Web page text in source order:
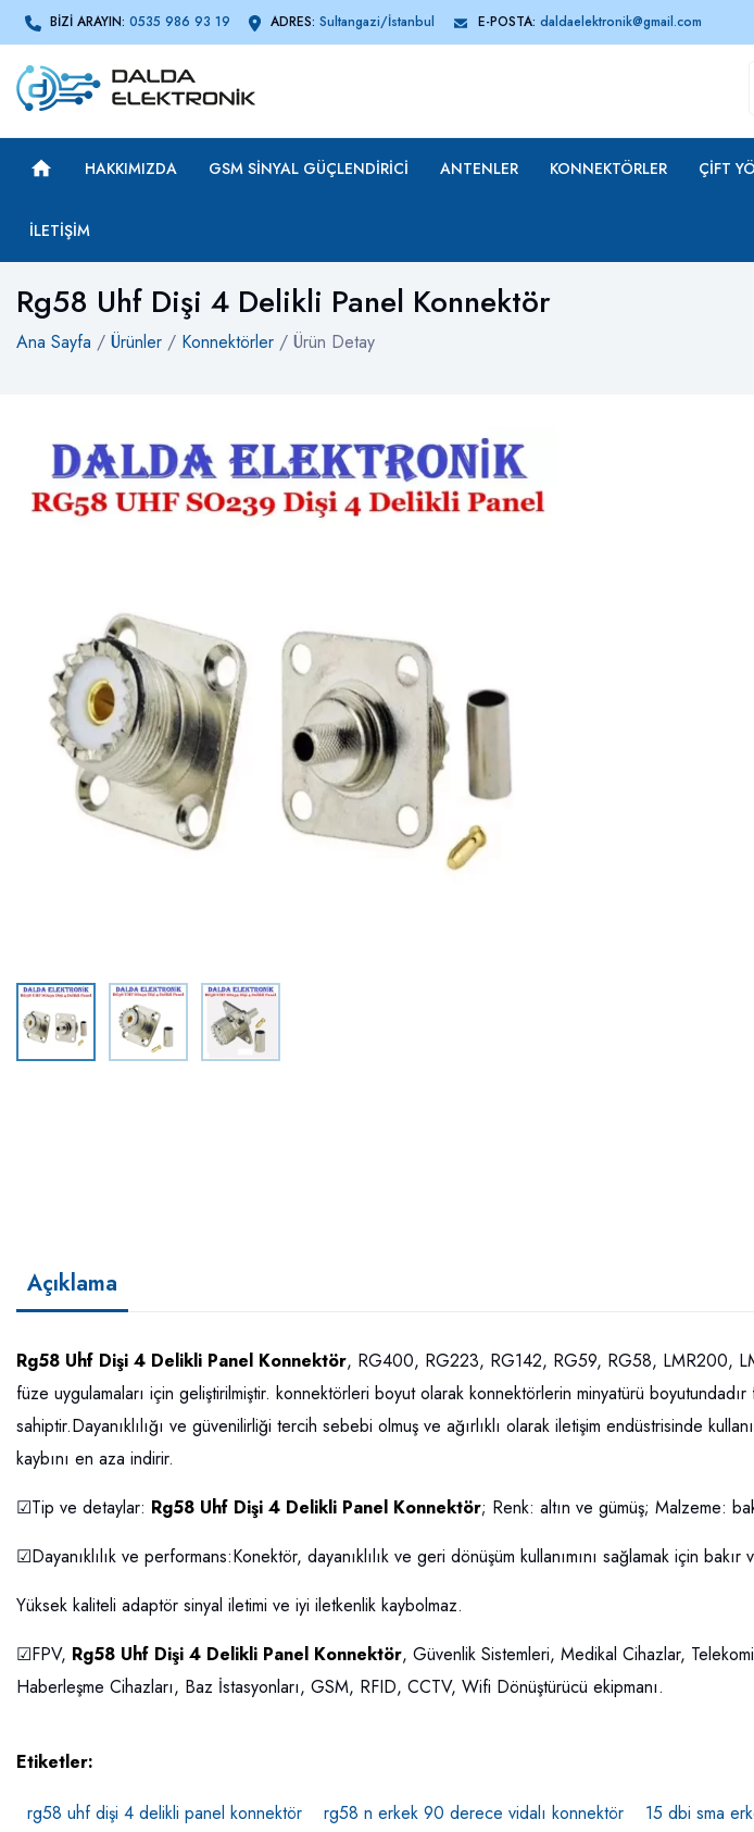
BİZİ ARAYIN: 0535 986 93 19 ADRES: Sultangazi/İstanbul E-POSTA: daldaelektronik@gmail.com
HAKKIMIZDA GSM SINYAL GÜÇLENDIRICI ANTENLER KONNEKTÖRLER ÇIFT
İLETIŞIM
Rg58 Uhf Dişi 4 Delikli Panel Konnektör
Ana Sayfa / Ürünler / Konnektörler / Ürün Detay
Açıklama
Rg58 Uhf Dişi 4 Delikli Panel Konnektör, RG400, RG223, RG142, RG59, RG58, LMR200,
füze uygulamaları için geliştirilmiştir. konnektörleri boyut olarak konnektörlerin minyatürü
sahiptir.Dayanıklılığı ve güvenilirliği tercih sebebi olmuş ve ağırlıklı olarak iletişim endüstrisinde
kaybını en aza indirir.
☑Tip ve detaylar: Rg58 Uhf Dişi 4 Delikli Panel Konnektör; Renk: altın ve gümüş; Malzeme:
☑Dayanıklılık ve performans:Konektör, dayanıklılık ve geri dönüşüm kullanımını sağlamak için bakır
Yüksek kaliteli adaptör sinyal iletimi ve iyi iletkenlik kaybolmaz.
☑FPV, Rg58 Uhf Dişi 4 Delikli Panel Konnektör, Güvenlik Sistemleri, Medikal Cihazlar,
Haberleşme Cihazları, Baz İstasyonları, GSM, RFID, CCTV, Wifi Dönüştürücü ekipmanı.
Etiketler:
rg58 uhf dişi 4 delikli panel konnektör rg58 n erkek 90 derece vidalı konnektör
15 dbi sma